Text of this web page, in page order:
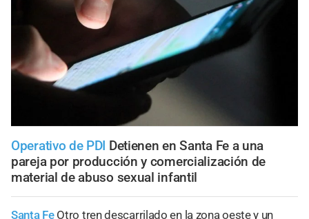
Operativo de PDI Detienen en Santa Fe a una
pareja por producción y comercialización de
material de abuso sexual infantil
Santa Fe Otro tren descarrilado en la zona oeste y un